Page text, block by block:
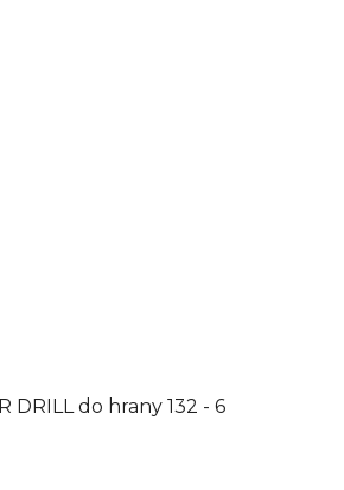
DRILL do hrany 132 - 6